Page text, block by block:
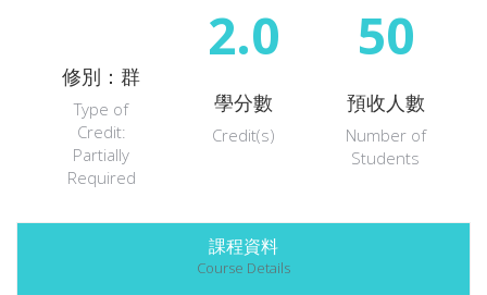
修別：群
Type of
Credit:
Partially
Required
2.0
學分數
Credit(s)
50
預收人數
Number of
Students
課程資料
Course Details